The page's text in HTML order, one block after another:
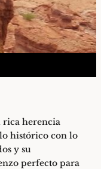
rica herencia
histórico con lo
y su
perfecto para